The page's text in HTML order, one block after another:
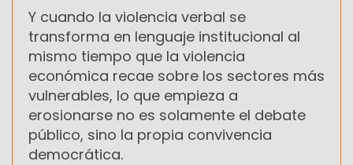
Y cuando la violencia verbal se
transforma en lenguaje institucional al
mismo tiempo que la violencia
económica recae sobre los sectores más
vulnerables, lo que empieza a
erosionarse no es solamente el debate
público, sino la propia convivencia
democrática.